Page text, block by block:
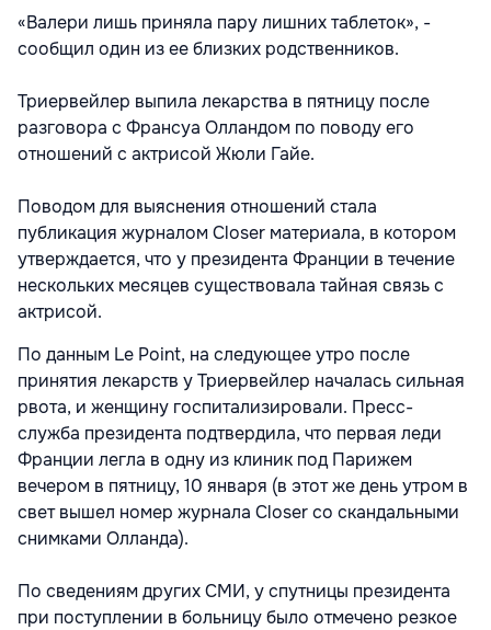
«Валери лишь приняла пару лишних таблеток», -
сообщил один из ее близких родственников.
Триервейлер выпила лекарства в пятницу после
разговора с Франсуа Олландом по поводу его
отношений с актрисой Жюли Гайе.
Поводом для выяснения отношений стала
публикация журналом Closer материала, в котором
утверждается, что у президента Франции в течение
нескольких месяцев существовала тайная связь с
актрисой.
По данным Le Point, на следующее утро после
принятия лекарств у Триервейлер началась сильная
рвота, и женщину госпитализировали. Пресс-
служба президента подтвердила, что первая леди
Франции легла в одну из клиник под Парижем
вечером в пятницу, 10 января (в этот же день утром в
свет вышел номер журнала Closer со скандальными
снимками Олланда).
По сведениям других СМИ, у спутницы президента
при поступлении в больницу было отмечено резкое